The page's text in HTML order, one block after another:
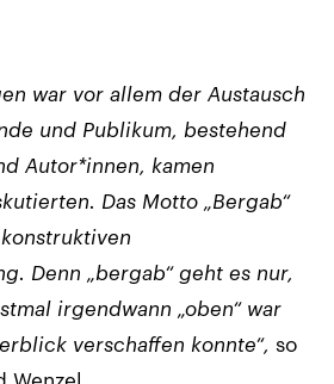
war vor allem der Austausch
und Publikum, bestehend
Autor*innen, kamen
Das Motto „Bergab“
Denn „bergab“ geht es nur,
irgendwann „oben“ war
verschaffen konnte“, so